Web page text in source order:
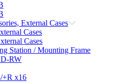
External Cases
Cases
Cases
Station / Mounting Frame
RW
x16